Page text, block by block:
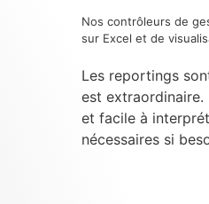
Nos contrôleurs de
sur Excel et de
Les reportings
est
et facile à
nécessaires si